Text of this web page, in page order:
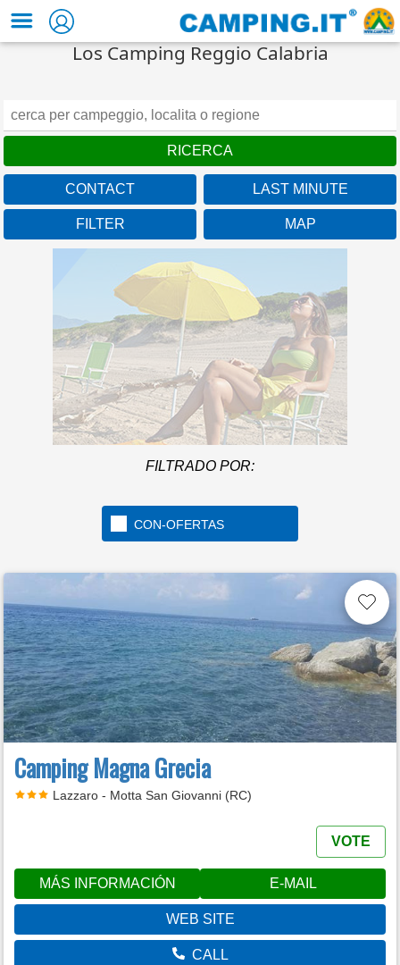
Los Camping Reggio Calabria
CONTACT LAST MINUTE
FILTER MAP
Campania
A beach over 1km long
located in the beautiful
FILTRADO POR:
CON-OFERTAS
Camping Magna Grecia
Lazzaro - Motta San Giovanni (RC)
VOTE
MÁS INFORMACIÓN E-MAIL
WEB SITE
CALL